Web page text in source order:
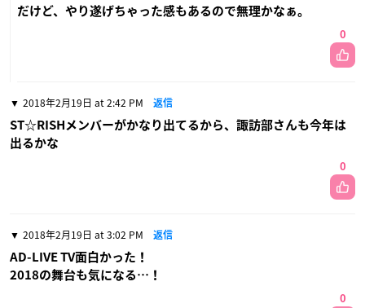
だけど、やり遂げちゃった感もあるので無理かなぁ。
0
2018年2月19日 at 2:42 PM 返信
ST☆RISHメンバーがかなり出てるから、諏訪部さんも今年は
出るかな
0
2018年2月19日 at 3:02 PM 返信
AD-LIVE TV面白かった！
2018の舞台も気になる…！
0